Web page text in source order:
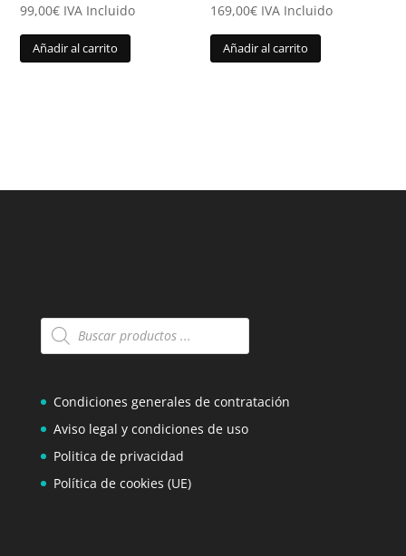
99,00€ IVA Incluido
Añadir al carrito
169,00€ IVA Incluido
Añadir al carrito
Búsqueda
de
Condiciones generales de contratación
Aviso legal y condiciones de uso
Politica de privacidad
Política de cookies (UE)